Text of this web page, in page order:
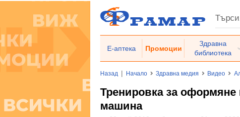
Е-аптека Промоции
Здравна
библиотека
Назад | Начало Здравна медия Видео
Тренировка за
машина